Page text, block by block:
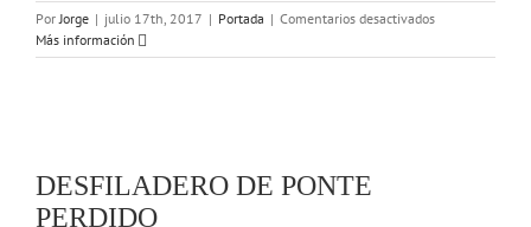
PorJorge | julio 17th, 2017 | Portada | Comentarios desactivadosen
de
Más información
DESFILADERO DE PONTE
PERDIDO